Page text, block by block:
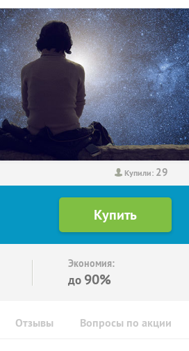
Купили: 29
Экономия:
до 90%
Отзывы Вопросы по акции